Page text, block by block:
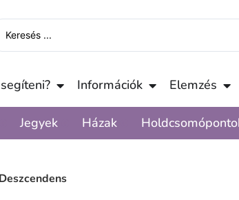
Információk Elemzés
Jegyek Házak